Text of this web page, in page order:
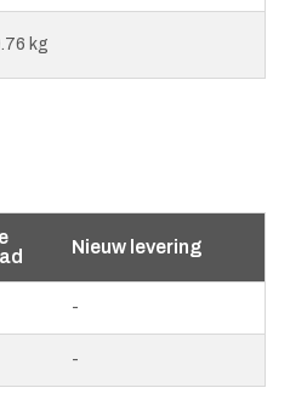
kg
Nieuw levering
-
-